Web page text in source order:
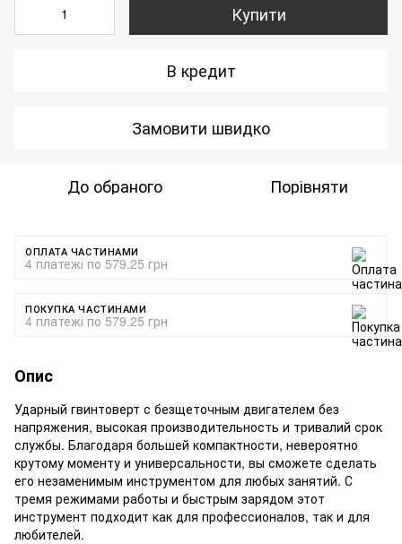
Купити
В кредит
Замовити швидко
До обраного Порівняти
ОПЛАТА ЧАСТИНАМИ
4 платежі по 579.25 грн
ПОКУПКА ЧАСТИНАМИ
4 платежі по 579.25 грн
Опис
Ударный гвинтоверт с безщеточным двигателем без
напряжения, высокая производительность и тривалий срок
службы. Благодаря большей компактности, невероятно
крутому моменту и универсальности, вы сможете сделать
его незаменимым инструментом для любых занятий. С
тремя режимами работы и быстрым зарядом этот
инструмент подходит как для профессионалов, так и для
любителей.